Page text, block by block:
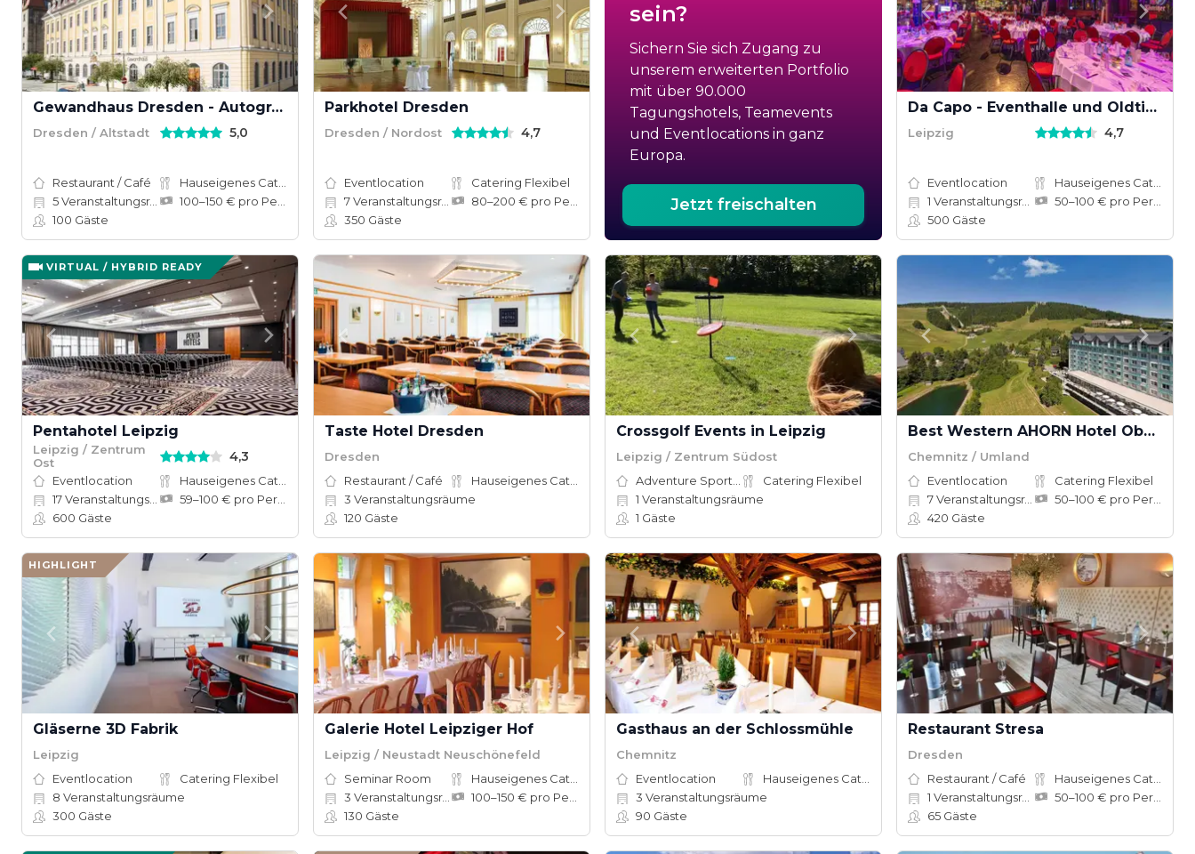
Gewandhaus Dresden - Autograph Collection
Dresden / Altstadt 5,0
Restaurant / Café
5Veranstaltungsräume
100 Gäste
Parkhotel Dresden
Dresden / Nordost 4,7
Eventlocation
Catering Flexibel
7Veranstaltungsräume
350 Gäste
sein?
Sichern Sie sich Zugang zu
unserem erweiterten Portfolio
mit über 90.000
Tagungshotels, Teamevents
und Eventlocations in ganz
Europa.
Jetzt freischalten
Da Capo - Eventhalle und Oldtimermuseum
Leipzig 4,7
Eventlocation
1 Veranstaltungsräume
500 Gäste
VIRTUAL / HYBRID READY
Pentahotel Leipzig
Leipzig / Zentrum
Ost
4,3
Eventlocation
17Veranstaltungsräume
600 Gäste
Taste Hotel Dresden
Dresden
Restaurant / Café
3 Veranstaltungsräume
120 Gäste
Crossgolf Events in Leipzig
Leipzig / Zentrum Südost
Catering Flexibel
1 Veranstaltungsräume
1 Gäste
Best Western AHORN Hotel Oberwiesenthal
Chemnitz / Umland
Eventlocation
Catering Flexibel
7Veranstaltungsräume
420 Gäste
HIGHLIGHT
Gläserne 3D Fabrik
Leipzig
Eventlocation
Catering Flexibel
8 Veranstaltungsräume
300 Gäste
Galerie Hotel Leipziger Hof
Leipzig / Neustadt Neuschönefeld
Seminar Room
3 Veranstaltungsräume
130 Gäste
Gasthaus an der Schlossmühle
Chemnitz
Eventlocation
3 Veranstaltungsräume
90 Gäste
Restaurant Stresa
Dresden
Restaurant / Café
1 Veranstaltungsräume
65 Gäste